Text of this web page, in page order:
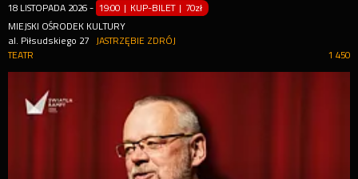
18 LISTOPADA 2026 - 19:00 | KUP-BILET | 70zł
MIEJSKI OŚRODEK KULTURY
al. Piłsudskiego 27
JASTRZĘBIE ZDRÓJ
1 450
TEATR